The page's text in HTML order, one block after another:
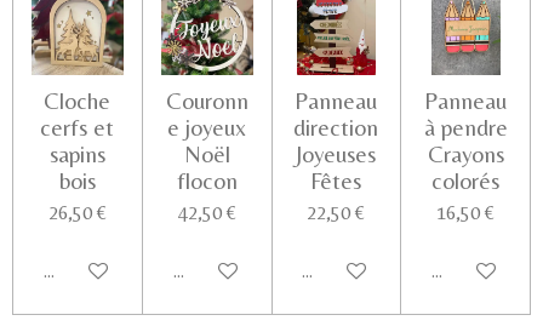
Cloche
cerfs et
sapins
bois
26,50 €
Ajouter au panier
Couronn
e joyeux
Noël
flocon
42,50 €
Ajouter au panier
Panneau
direction
Joyeuses
Fêtes
22,50 €
Ajouter au panier
Panneau
à pendre
Crayons
colorés
16,50 €
Voir les